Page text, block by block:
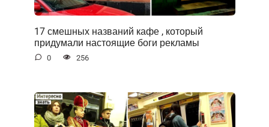
17 смешных названий кафе , который
придумали настоящие боги рекламы
0 256